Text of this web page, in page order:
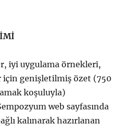
iyi uygulama örnekleri,
genişletilmiş özet (750
koşuluyla)
web sayfasında
kalınarak hazırlanan